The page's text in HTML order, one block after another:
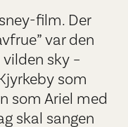
film. Der
var den
sky –
som
som Ariel med
skal sangen